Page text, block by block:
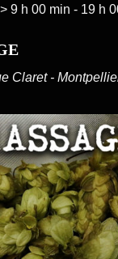
9 h 00 min - 19 h
Claret -